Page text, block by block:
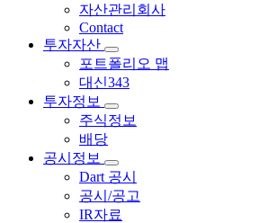
자산관리회사
Contact
투자자산
포트폴리오 맵
대신343
투자정보
주식정보
배당
공시정보
Dart 공시
공시/공고
IR자료